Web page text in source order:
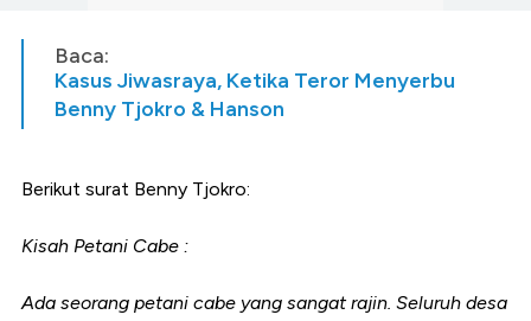
Baca:
Kasus Jiwasraya, Ketika Teror Menyerbu
Benny Tjokro & Hanson
Berikut surat Benny Tjokro:
Kisah Petani Cabe :
Ada seorang petani cabe yang sangat rajin. Seluruh desa